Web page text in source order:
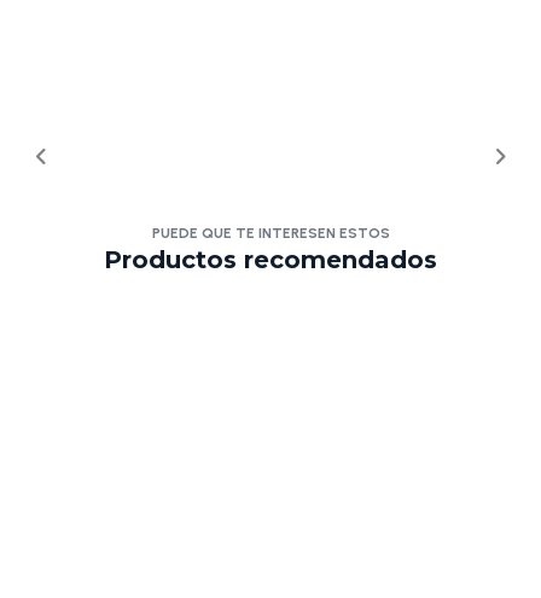
PUEDE QUE TE INTERESEN ESTOS
Productos recomendados